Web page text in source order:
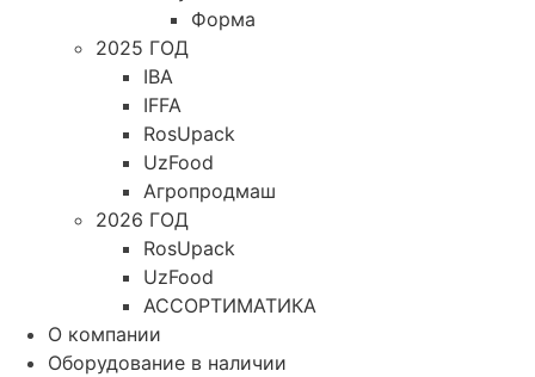
Форма
2025 ГОД
IBA
IFFA
RosUpack
UzFood
Агропродмаш
2026 ГОД
RosUpack
UzFood
АССОРТИМАТИКА
О компании
Оборудование в наличии